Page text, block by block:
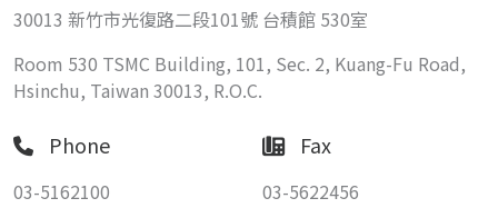
30013 新竹市光復路二段101號 台積館 530室
Room 530 TSMC Building, 101, Sec. 2, Kuang-Fu Road,
Hsinchu, Taiwan 30013, R.O.C.
Phone
03-5162100
Fax
03-5622456